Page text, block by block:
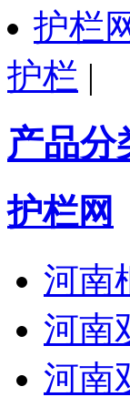
护栏
护栏 |
产品分
护栏网
河南
河南
河南